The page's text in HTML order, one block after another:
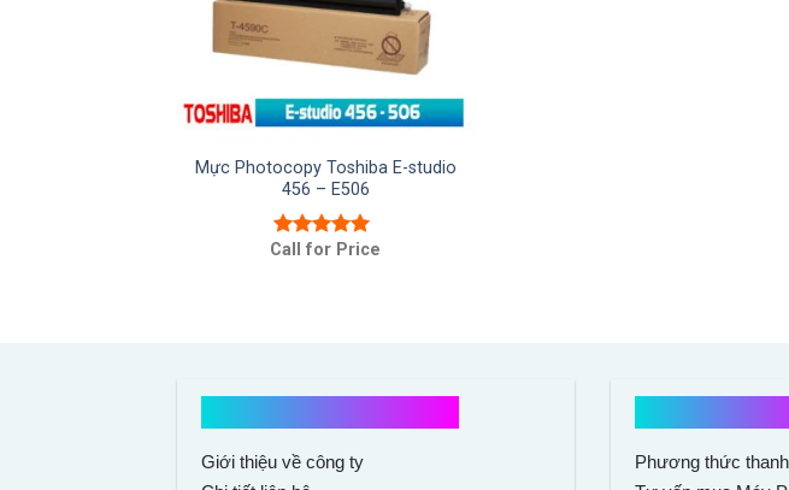
Mực Photocopy Toshiba E-studio
456 – E506
Được xếp
Call for Price
Giới thiệu về công ty
Phương thức